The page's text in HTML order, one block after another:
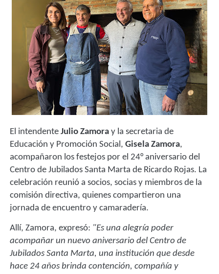
El intendente Julio Zamora y la secretaria de
Educación y Promoción Social, Gisela Zamora,
acompañaron los festejos por el 24° aniversario del
Centro de Jubilados Santa Marta de Ricardo Rojas. La
celebración reunió a socios, socias y miembros de la
comisión directiva, quienes compartieron una
jornada de encuentro y camaradería.
Allí, Zamora, expresó: "Es una alegría poder
acompañar un nuevo aniversario del Centro de
Jubilados Santa Marta, una institución que desde
hace 24 años brinda contención, compañía y